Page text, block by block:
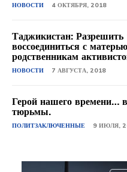
НОВОСТИ 4 ОКТЯБРЯ, 2018
Таджикистан: Разрешить
воссоединиться с
родственникам
НОВОСТИ 7 АВГУСТА, 2018
Герой нашего времени…
тюрьмы.
ПОЛИТЗАКЛЮЧЕННЫЕ 9 ИЮЛЯ,